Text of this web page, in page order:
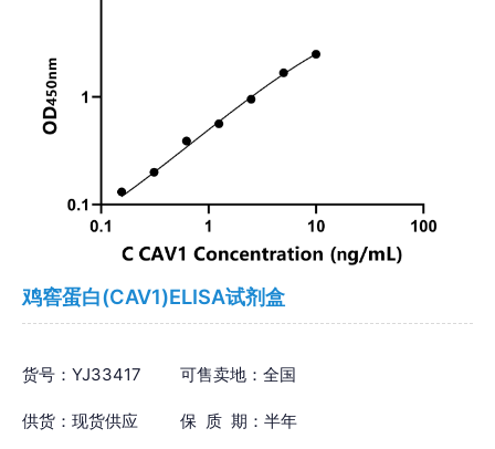
鸡窖蛋白(CAV1)ELISA试剂盒
货号：YJ33417 可售卖地：全国
供货：现货供应 保 质 期：半年